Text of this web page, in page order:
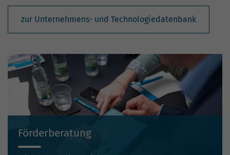
zur Unternehmens- und Technologiedatenbank
Förderberatung